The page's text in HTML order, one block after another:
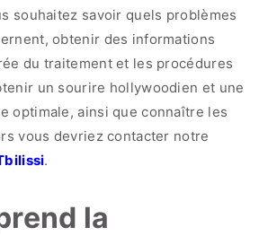
souhaitez savoir quels problèmes
obtenir des informations
du traitement et les procédures
un sourire hollywoodien et une
optimale, ainsi que connaître les
vous devriez contacter notre
.
la